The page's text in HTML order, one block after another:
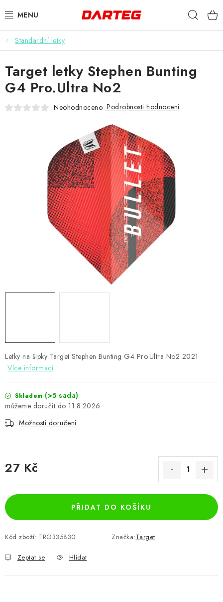
na
ŠIPKY
TERČE
DOPLŇKY K TERČI
PŘÍSLUŠENSTVÍ
Kontakty Hodnocení obchodu
Standardní letky
Letky na šipky Target Stephen Bunting G4 Pro.Ultra No2 2021
Více informací
Skladem (>5 sada)
11.8.2026
Možnosti doručení
27 Kč
PŘIDAT DO KOŠÍKU
Kód zboží: TRG335830 Značka:Target
Zeptat se Hlídat
Target letky Stephen Bunting
G4 Pro.Ultra No2
Neohodnoceno Podrobnosti hodnocení